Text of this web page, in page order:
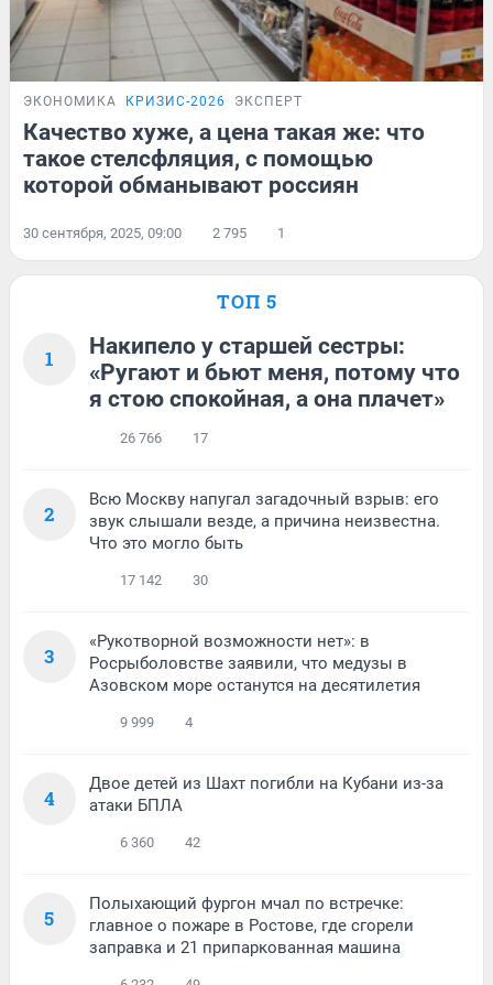
ЭКОНОМИКА КРИЗИС-2026 ЭКСПЕРТ
Качество хуже, а цена такая же: что
такое стелсфляция, с помощью
которой обманывают россиян
30 сентября, 2025, 09:00 2 795 1
ТОП 5
1
Накипело у старшей сестры:
«Ругают и бьют меня, потому что
я стою спокойная, а она плачет»
26 766 17
2
Всю Москву напугал загадочный взрыв: его
звук слышали везде, а причина неизвестна.
Что это могло быть
17 142 30
3
«Рукотворной возможности нет»: в
Росрыболовстве заявили, что медузы в
Азовском море останутся на десятилетия
9 999 4
4
Двое детей из Шахт погибли на Кубани из-за
атаки БПЛА
6 360 42
5
Полыхающий фургон мчал по встречке:
главное о пожаре в Ростове, где сгорели
заправка и 21 припаркованная машина